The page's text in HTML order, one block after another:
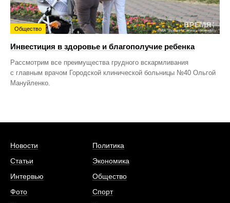
Общество
Инвестиция в здоровье и благополучие ребенка
Рассмотрим все преимущества грудного вскармливания
с главным врачом Городской клинической больницы №40 Ольгой
Мануйленко.
Новости
Статьи
Интервью
Фото
Политика
Экономика
Общество
Спорт